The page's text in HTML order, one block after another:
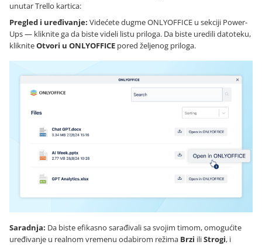
unutar Trello kartica:
Pregled i uređivanje: Videćete dugme ONLYOFFICE u sekciji Power-
Ups — kliknite ga da biste videli listu priloga. Da biste uredili datoteku,
klikniteOtvori u ONLYOFFICE pored željenog priloga.
Saradnja: Da biste efikasno sarađivali sa svojim timom, omogućite
uređivanje u realnom vremenu odabirom režima Brzi iliStrogi, i